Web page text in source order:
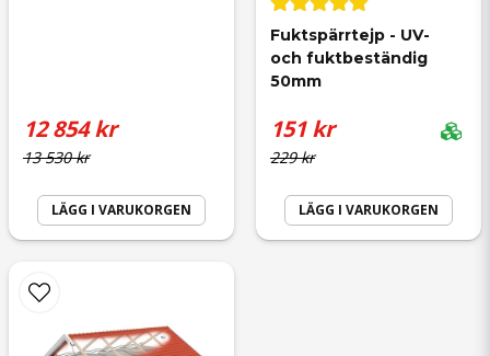
13 530 kr
12 854 kr
LÄGG I VARUKORGEN
Fuktspärrtejp - UV-
och fuktbeständig
50mm
229 kr
151 kr
LÄGG I VARUKORGEN